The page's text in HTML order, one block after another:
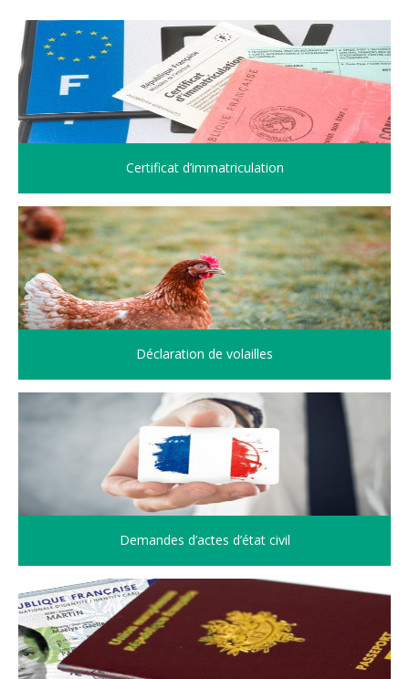
Certificat d’immatriculation
Déclaration de volailles
Demandes d’actes d’état civil